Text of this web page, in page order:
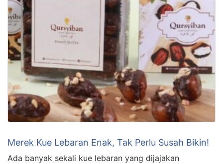
Merek Kue Lebaran Enak, Tak Perlu Susah Bikin!
Ada banyak sekali kue lebaran yang dijajakan